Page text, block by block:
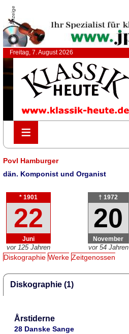
Anzeige
Freitag, 7. August 2026
≡
≡
Povl Hamburger
dän. Komponist und Organist
* 1901
22
Juni
vor 125 Jahren
† 1972
20
November
vor 54 Jahren
Diskographie Werke Zeitgenossen
Diskographie (1)
Årstiderne
28 Danske Sange